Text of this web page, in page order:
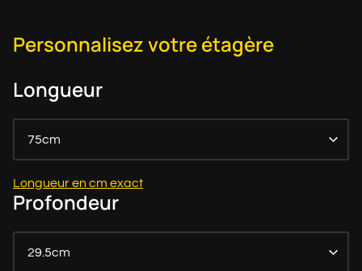
Personnalisez votre étagère
Longueur
75cm
Longueur en cm exact
Profondeur
29.5cm